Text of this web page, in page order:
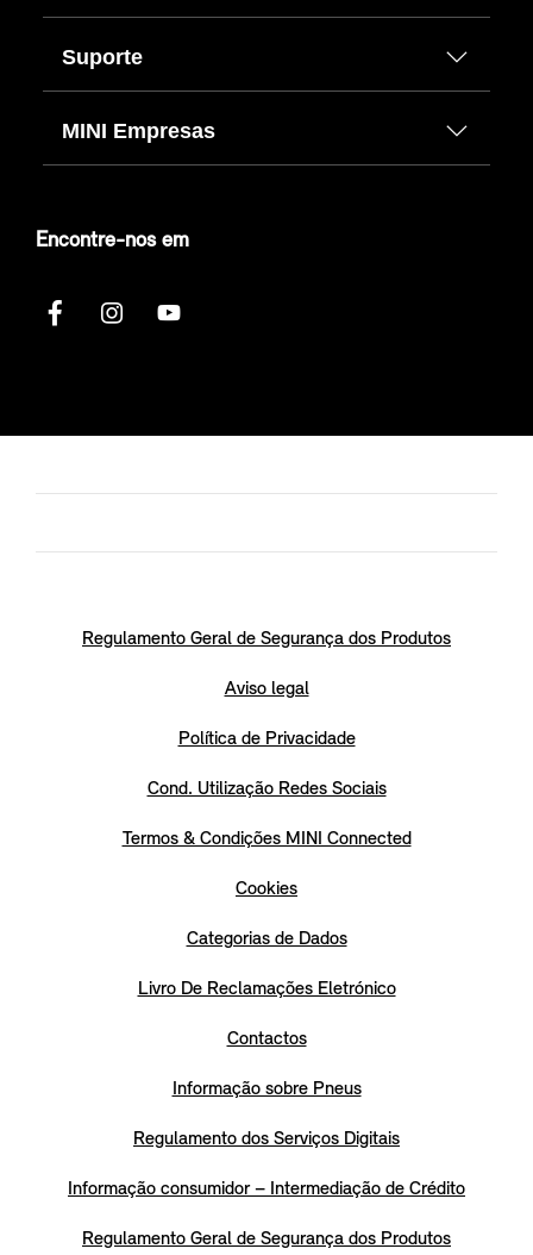
Suporte
MINI Empresas
Encontre-nos em
Regulamento Geral de Segurança dos Produtos
Aviso legal
Política de Privacidade
Cond. Utilização Redes Sociais
Termos & Condições MINI Connected
Cookies
Categorias de Dados
Livro De Reclamações Eletrónico
Contactos
Informação sobre Pneus
Regulamento dos Serviços Digitais
Informação consumidor – Intermediação de Crédito
Regulamento Geral de Segurança dos Produtos